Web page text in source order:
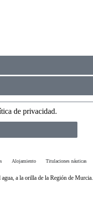
Alojamiento Titulaciones náuticas
de privacidad.
a la orilla de la Región de Murcia.